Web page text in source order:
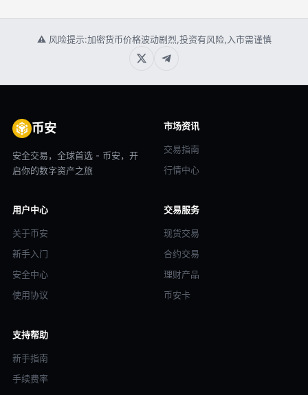
⚠ 风险提示:加密货币价格波动剧烈,投资有风险,入市需谨慎
币安
安全交易，全球首选 - 币安，开
启你的数字资产之旅
市场资讯
交易指南
行情中心
用户中心
关于币安
新手入门
安全中心
使用协议
交易服务
现货交易
合约交易
理财产品
币安卡
支持帮助
新手指南
手续费率